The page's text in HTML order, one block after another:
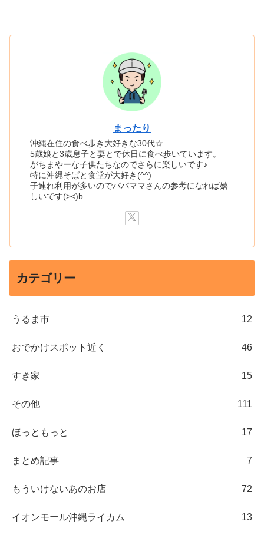
まったり
沖縄在住の食べ歩き大好きな30代☆
5歳娘と3歳息子と妻とで休日に食べ歩いています。
がちまやーな子供たちなのでさらに楽しいです♪
特に沖縄そばと食堂が大好き(^^)
子連れ利用が多いのでパパママさんの参考になれば嬉
しいです(><)b
カテゴリー
うるま市 12
おでかけスポット近く 46
すき家 15
その他 111
ほっともっと 17
まとめ記事 7
もういけないあのお店 72
イオンモール沖縄ライカム 13